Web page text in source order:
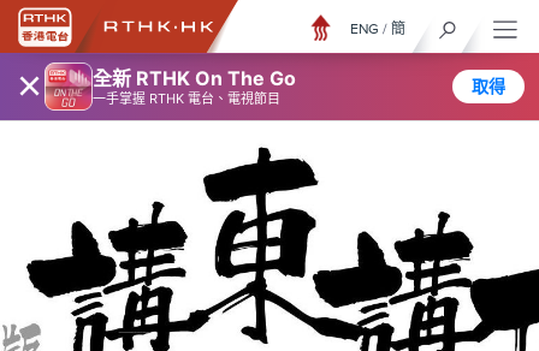
× 全新 RTHK On The Go
一手掌握 RTHK 電台、電視節目
取得
ENG / 簡